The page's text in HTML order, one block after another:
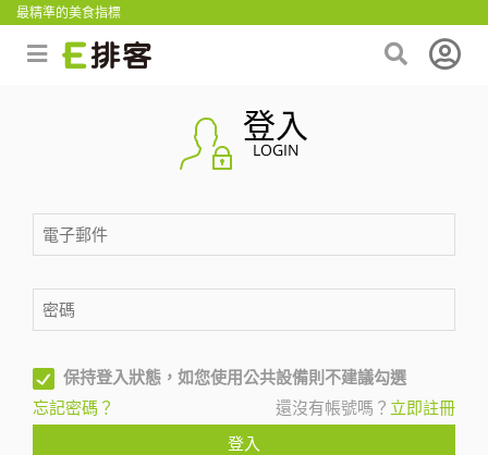
最精準的美食指標
登入
LOGIN
保持登入狀態，如您使用公共設備則不建議勾選
忘記密碼？
還沒有帳號嗎？ 立即註冊
登入